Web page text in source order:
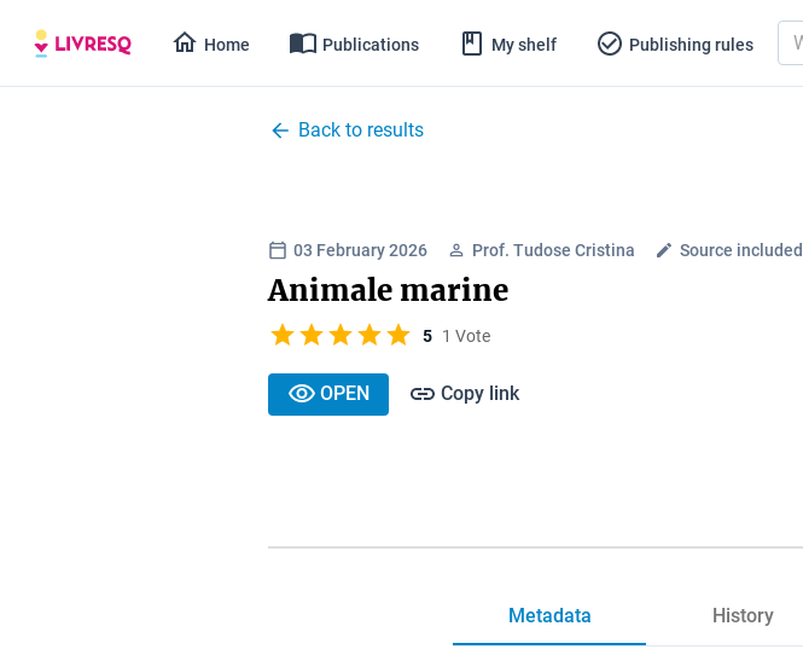
Home Publications My shelf Publishing rules
Back to results
03 February 2026 Prof. Tudose Cristina Source included
Animale marine
5 1 Vote
OPEN Copy link
Metadata History